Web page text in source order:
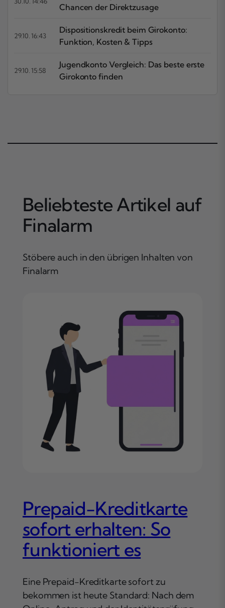
Chancen der Direktzusage
29.10. 16:43
Dispositionskredit beim Girokonto:
Funktion, Kosten & Tipps
29.10. 15:58
Jugendkonto Vergleich: Das beste erste
Girokonto finden
Beliebteste Artikel auf
Finalarm
Stöbere auch in den übrigen Inhalten von
Finalarm
Prepaid-Kreditkarte
sofort erhalten: So
funktioniert es
Eine Prepaid-Kreditkarte sofort zu
bekommen ist heute Standard: Nach dem